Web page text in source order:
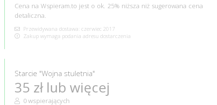
Cena na Wspieram.to jest o ok. 25% niższa niż sugerowana cena
detaliczna.
Przewidywana dostawa: czerwiec 2017
Zakup wymaga podania adresu dostarczenia
Starcie "Wojna stuletnia"
35 zł lub więcej
0 wspierających